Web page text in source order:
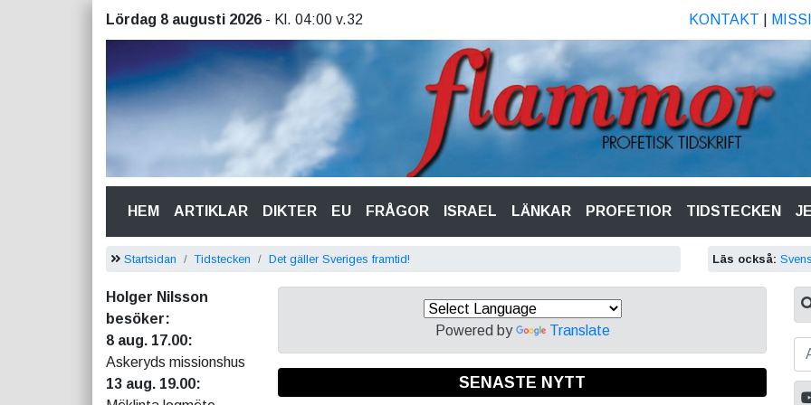
Lördag 8 augusti 2026 - Kl. 04:00 v.32 KONTAKT
HEM(CURRENT)
ARTIKLAR DIKTER EU FRÅGOR ISRAEL LÄNKAR PROFETIOR TIDSTECKEN
Startsidan Tidstecken Det gäller Sveriges framtid! Läs också:
Holger Nilsson
besöker:
8 aug. 17.00:
Askeryds missionshus
13 aug. 19.00:
Powered by Translate
SENASTE NYTT